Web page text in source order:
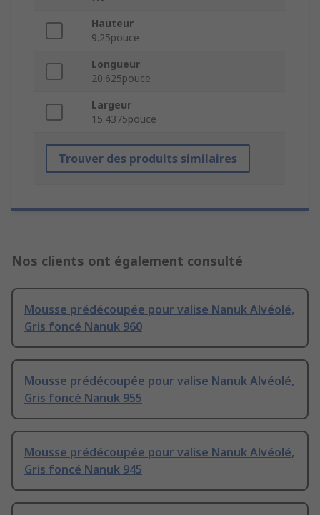
Hauteur
9.25pouce
Longueur
20.625pouce
Largeur
15.4375pouce
Trouver des produits similaires
Nos clients ont également consulté
Mousse prédécoupée pour valise Nanuk Alvéolé,
Gris foncé Nanuk 960
Mousse prédécoupée pour valise Nanuk Alvéolé,
Gris foncé Nanuk 955
Mousse prédécoupée pour valise Nanuk Alvéolé,
Gris foncé Nanuk 945